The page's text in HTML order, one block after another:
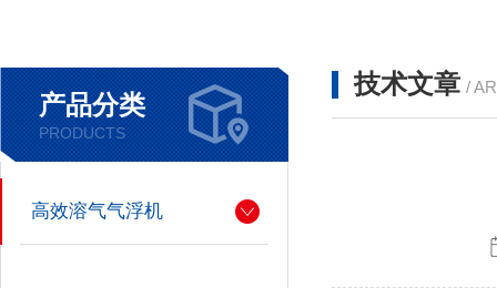
产品分类
PRODUCTS
高效溶气气浮机
技术文章 /